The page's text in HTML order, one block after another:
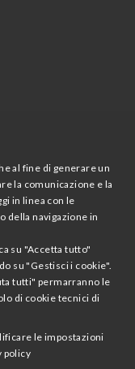
al fine di generare un
la comunicazione e la
in linea con le
della navigazione in
su "Accetta tutto"
su "Gestisci i cookie".
tutti" permarranno le
di cookie tecnici di
le impostazioni
policy